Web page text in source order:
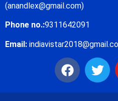
(anandlex@gmail.com)
Phone no.:9311642091
Email: